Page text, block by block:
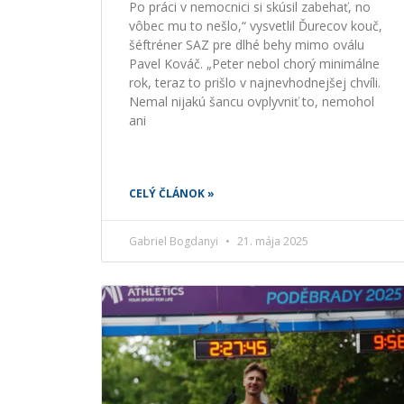
Po práci v nemocnici si skúsil zabehať, no
vôbec mu to nešlo,“ vysvetlil Ďurecov kouč,
šéftréner SAZ pre dlhé behy mimo oválu
Pavel Kováč. „Peter nebol chorý minimálne
rok, teraz to prišlo v najnevhodnejšej chvíli.
Nemal nijakú šancu ovplyvniť to, nemohol
ani
CELÝ ČLÁNOK »
Gabriel Bogdanyi 21. mája 2025